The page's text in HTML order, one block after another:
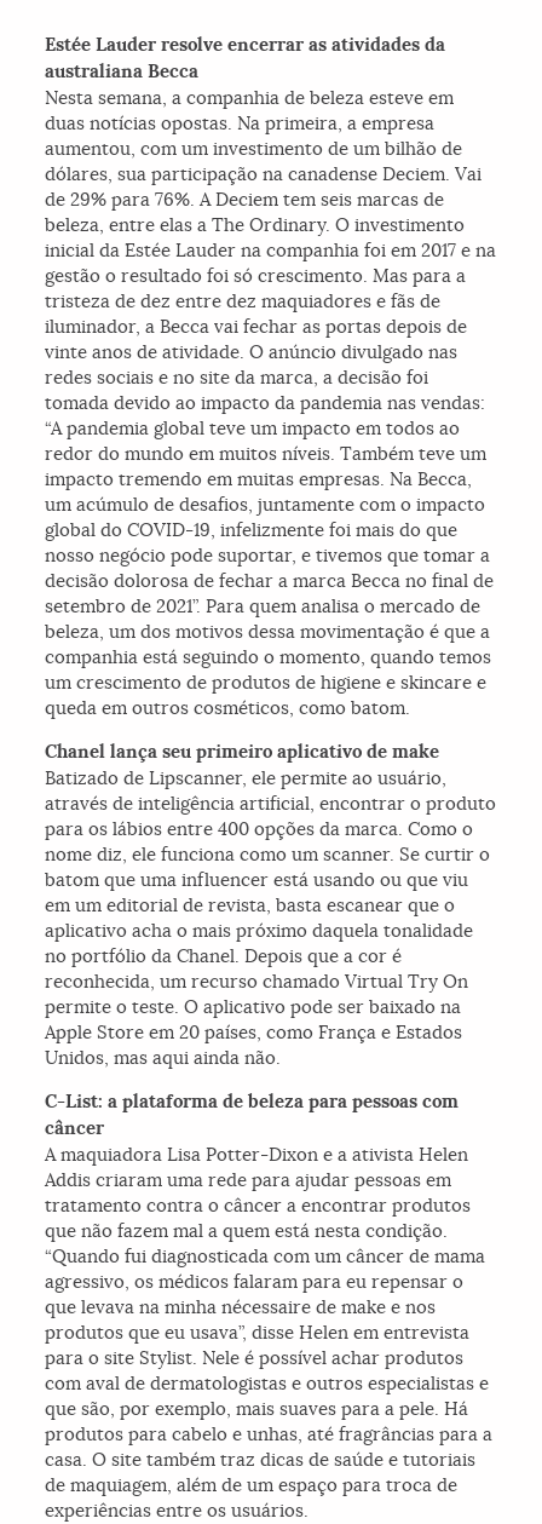
Estée Lauder resolve encerrar as atividades da
australiana Becca
Nesta semana, a companhia de beleza esteve em
duas notícias opostas. Na primeira, a empresa
aumentou, com um investimento de um bilhão de
dólares, sua participação na canadense Deciem. Vai
de 29% para 76%. A Deciem tem seis marcas de
beleza, entre elas a The Ordinary. O investimento
inicial da Estée Lauder na companhia foi em 2017 e na
gestão o resultado foi só crescimento. Mas para a
tristeza de dez entre dez maquiadores e fãs de
iluminador, a Becca vai fechar as portas depois de
vinte anos de atividade. O anúncio divulgado nas
redes sociais e no site da marca, a decisão foi
tomada devido ao impacto da pandemia nas vendas:
“A pandemia global teve um impacto em todos ao
redor do mundo em muitos níveis. Também teve um
impacto tremendo em muitas empresas. Na Becca,
um acúmulo de desafios, juntamente com o impacto
global do COVID-19, infelizmente foi mais do que
nosso negócio pode suportar, e tivemos que tomar a
decisão dolorosa de fechar a marca Becca no final de
setembro de 2021”. Para quem analisa o mercado de
beleza, um dos motivos dessa movimentação é que a
companhia está seguindo o momento, quando temos
um crescimento de produtos de higiene e skincare e
queda em outros cosméticos, como batom.
Chanel lança seu primeiro aplicativo de make
Batizado de Lipscanner, ele permite ao usuário,
através de inteligência artificial, encontrar o produto
para os lábios entre 400 opções da marca. Como o
nome diz, ele funciona como um scanner. Se curtir o
batom que uma influencer está usando ou que viu
em um editorial de revista, basta escanear que o
aplicativo acha o mais próximo daquela tonalidade
no portfólio da Chanel. Depois que a cor é
reconhecida, um recurso chamado Virtual Try On
permite o teste. O aplicativo pode ser baixado na
Apple Store em 20 países, como França e Estados
Unidos, mas aqui ainda não.
C-List: a plataforma de beleza para pessoas com
câncer
A maquiadora Lisa Potter-Dixon e a ativista Helen
Addis criaram uma rede para ajudar pessoas em
tratamento contra o câncer a encontrar produtos
que não fazem mal a quem está nesta condição.
“Quando fui diagnosticada com um câncer de mama
agressivo, os médicos falaram para eu repensar o
que levava na minha nécessaire de make e nos
produtos que eu usava”, disse Helen em entrevista
para o site Stylist. Nele é possível achar produtos
com aval de dermatologistas e outros especialistas e
que são, por exemplo, mais suaves para a pele. Há
produtos para cabelo e unhas, até fragrâncias para a
casa. O site também traz dicas de saúde e tutoriais
de maquiagem, além de um espaço para troca de
experiências entre os usuários.